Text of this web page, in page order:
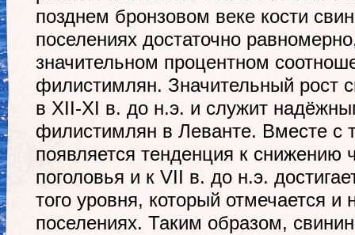
позднем бронзовом веке кости
поселениях достаточно
значительном процентном
филистимлян. Значительный рост
в XII-XI в. до н.э. и служит
филистимлян в Леванте. Вместе с
появляется тенденция к снижению
поголовья и к VII в. до н.э.
того уровня, который отмечается
поселениях. Таким образом,